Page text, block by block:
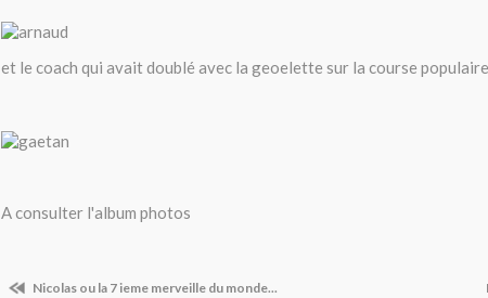
et le coach qui avait doublé avec la geoelette sur la course populaire
A consulter l'album photos
Nicolas ou la 7 ieme merveille du monde...